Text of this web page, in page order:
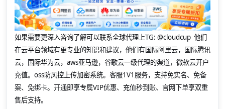
如果需要更深入咨询了解可以联系全球代理上TG: @cloudcup 他们
在云平台领域有更专业的知识和建议，他们有国际阿里云，国际腾讯
云，国际华为云，aws亚马逊，谷歌云一级代理的渠道，微软云开户
充值。oss防风控上传加密系统。客服1V1服务，支持免实名、免备
案、免绑卡。开通即享专属VIP优惠、充值秒到账、官网下单享双重
售后支持。